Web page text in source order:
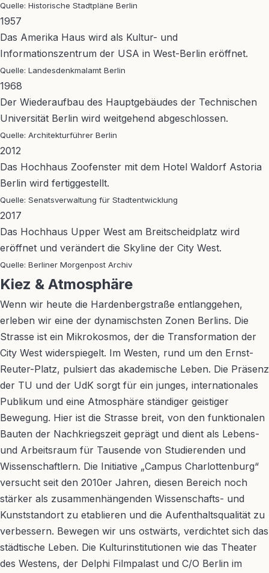
Quelle: Historische Stadtpläne Berlin
1957
Das Amerika Haus wird als Kultur- und
Informationszentrum der USA in West-Berlin eröffnet.
Quelle: Landesdenkmalamt Berlin
1968
Der Wiederaufbau des Hauptgebäudes der Technischen
Universität Berlin wird weitgehend abgeschlossen.
Quelle: Architekturführer Berlin
2012
Das Hochhaus Zoofenster mit dem Hotel Waldorf Astoria
Berlin wird fertiggestellt.
Quelle: Senatsverwaltung für Stadtentwicklung
2017
Das Hochhaus Upper West am Breitscheidplatz wird
eröffnet und verändert die Skyline der City West.
Quelle: Berliner Morgenpost Archiv
Kiez & Atmosphäre
Wenn wir heute die Hardenbergstraße entlanggehen,
erleben wir eine der dynamischsten Zonen Berlins. Die
Strasse ist ein Mikrokosmos, der die Transformation der
City West widerspiegelt. Im Westen, rund um den Ernst-
Reuter-Platz, pulsiert das akademische Leben. Die Präsenz
der TU und der UdK sorgt für ein junges, internationales
Publikum und eine Atmosphäre ständiger geistiger
Bewegung. Hier ist die Strasse breit, von den funktionalen
Bauten der Nachkriegszeit geprägt und dient als Lebens-
und Arbeitsraum für Tausende von Studierenden und
Wissenschaftlern. Die Initiative „Campus Charlottenburg“
versucht seit den 2010er Jahren, diesen Bereich noch
stärker als zusammenhängenden Wissenschafts- und
Kunststandort zu etablieren und die Aufenthaltsqualität zu
verbessern. Bewegen wir uns ostwärts, verdichtet sich das
städtische Leben. Die Kulturinstitutionen wie das Theater
des Westens, der Delphi Filmpalast und C/O Berlin im